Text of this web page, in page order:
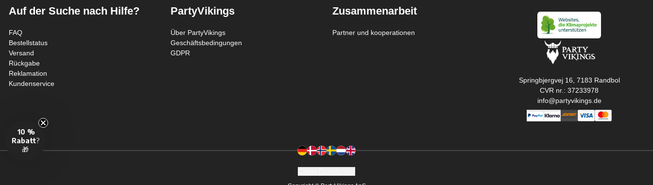
Auf der Suche nach Hilfe?
FAQ
Bestellstatus
Versand
Rückgabe
Reklamation
Kundenservice
PartyVikings
Über PartyVikings
Geschäftsbedingungen
GDPR
Zusammenarbeit
Partner und kooperationen
Springbjergvej 16, 7183 Randbol
CVR nr.: 37233978
info@partyvikings.de
10 %
Rabatt?
🎁